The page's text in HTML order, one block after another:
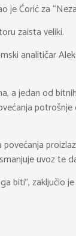
Ćorić za
zaista veliki.
analitičar
a jedan od
uvoz te
zaključio je